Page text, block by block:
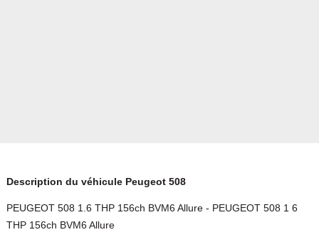
Description du véhicule Peugeot 508
PEUGEOT 508 1.6 THP 156ch BVM6 Allure - PEUGEOT 508 1 6
THP 156ch BVM6 Allure